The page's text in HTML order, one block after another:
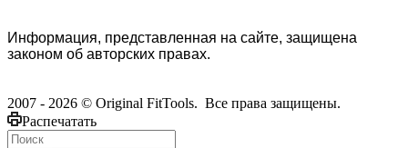
Информация, представленная на сайте, защищена
законом об авторских правах.
2007 - 2026 © Original FitTools. Все права защищены.
Распечатать